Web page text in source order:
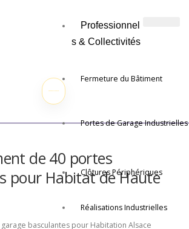
Professionnel
s & Collectivités
Fermeture du Bâtiment
Portes de Garage Industrielles
Clôtures Périphériques
Réalisations Industrielles
de 40 portes
pour Habitat de Haute